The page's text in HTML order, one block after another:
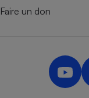
Faire un don